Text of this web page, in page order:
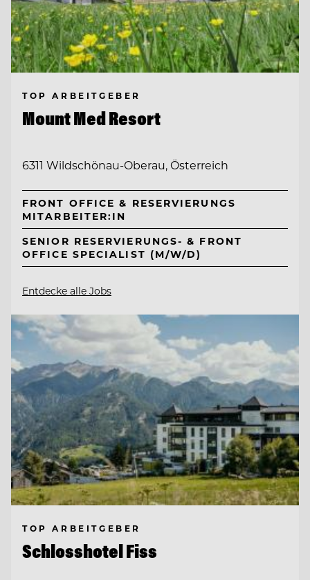
TOP ARBEITGEBER
Mount Med Resort
6311 Wildschönau-Oberau, Österreich
FRONT OFFICE & RESERVIERUNGS
MITARBEITER:IN
SENIOR RESERVIERUNGS- & FRONT
OFFICE SPECIALIST (M/W/D)
Entdecke alle Jobs
TOP ARBEITGEBER
Schlosshotel Fiss